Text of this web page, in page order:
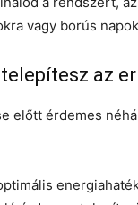
vagy borús
az
előtt érdemes